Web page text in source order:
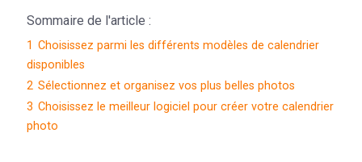
Sommaire de l'article :
1 Choisissez parmi les différents modèles de calendrier
disponibles
2 Sélectionnez et organisez vos plus belles photos
3 Choisissez le meilleur logiciel pour créer votre calendrier
photo